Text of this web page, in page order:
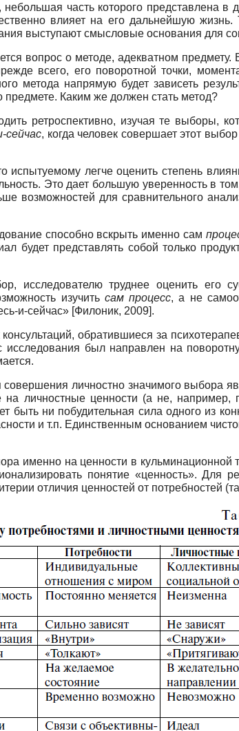
часть которого представлена в
влияет на его дальнейшую
выступают смысловые основания для
вопрос о методе, адекватном предмету.
всего, его поворотной точки,
метода напрямую будет зависеть
предмете. Каким же должен стать метод?
ретроспективно, изучая те выборы,
сейчас, когда человек совершает этот
испытуемому легче оценить степень
Это дает большую уверенность в
возможностей для сравнительного
способно вскрыть именно сам
будет представлять собой только
исследователю труднее оценить его
изучить сам процесс, а не
и-сейчас» [Филоник, 2009].
обратившиеся за
был направлен на
личностно значимого выбора
личностные ценности (а не, например,
ни побудительная сила одного из
и т.п. Единственным основанием
именно на ценности в
понятие «ценность». Для
отличия ценностей от потребностей